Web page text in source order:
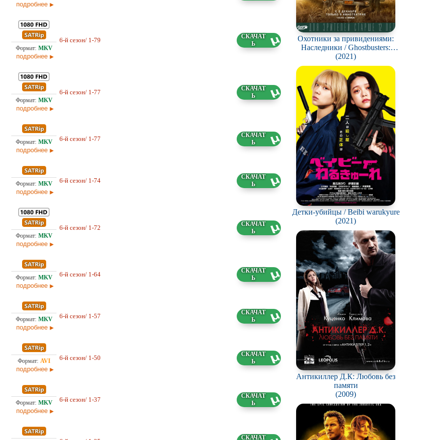
подробнее
подробнее
6-й сезон/ 1-79
подробнее
6-й сезон/ 1-77
подробнее
6-й сезон/ 1-77
подробнее
6-й сезон/ 1-74
подробнее
6-й сезон/ 1-72
подробнее
6-й сезон/ 1-64
подробнее
6-й сезон/ 1-57
подробнее
6-й сезон/ 1-50
подробнее
6-й сезон/ 1-37
Охотники за привидениями:
Наследники / Ghostbusters:
Afterlife
(2021)
Детки-убийцы / Beibi warukyure
(2021)
Антикиллер Д.К: Любовь без
памяти
(2009)